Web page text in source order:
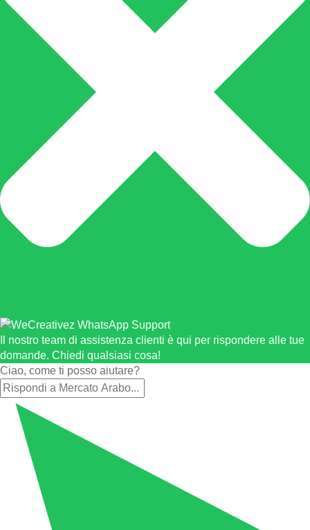
Il nostro team di assistenza clienti è qui per rispondere alle tue
domande. Chiedi qualsiasi cosa!
Ciao, come ti posso aiutare?